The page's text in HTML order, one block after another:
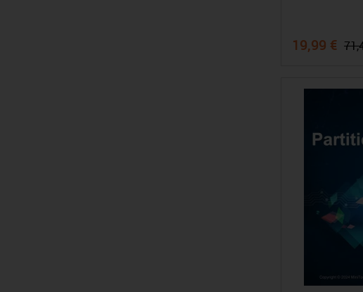
19,99 €